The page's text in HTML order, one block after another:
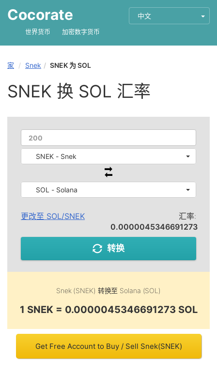
Cocorate 中文
世界货币 加密数字货币
家 Snek SNEK 为 SOL
SNEK 换 SOL 汇率
SNEK - Snek
SOL - Solana
更改至 SOL/SNEK
汇率:
0.0000045346691273
转换
Snek (SNEK) 转换至 Solana (SOL)
1 SNEK = 0.0000045346691273 SOL
Get Free Account to Buy / Sell Snek(SNEK)